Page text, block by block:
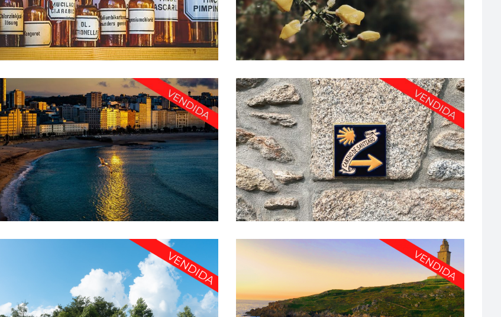
A Coruña·De 500.000€-750.000€·Farmacia rural A Coruña·De 750.000€-1.000.000€ Farmacia urbana
FARMACIA EN EXCLUSIVA EN CORUÑA CIUDAD – PFG
1428
A Coruña·De 500.000€-750.000€·Farmacia urbana
¿BUSCAS FARMACIA EN SANTIAGO DE COMPOSTELA?
ESTA ES LA TUYA! – PFG1412
A Coruña·De 750.000€-1.000.000€·Farmacia urbana
TU PRIMERA FARMACIA TE ESTÁ ESPERANDO! –
PFG1335
TU FARMACIA EN A CORUÑA – PFG1400